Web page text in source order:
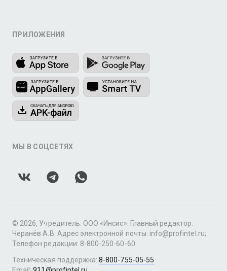
ПРИЛОЖЕНИЯ
МЫ В СОЦСЕТЯХ
© 2026, Учредитель: ООО «Инсис». Главный редактор:
Черанёв А.В. Адрес электронной почты: info@profintel.ru;
Телефон редакции: 8-800-250-60-60.
Техническая поддержка:8-800-755-05-55